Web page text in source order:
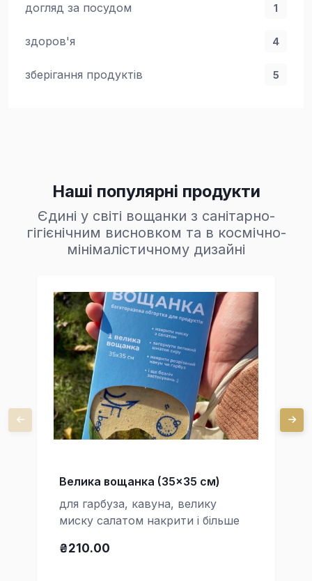
догляд за посудом 1
здоров'я 4
зберігання продуктів 5
Наші популярні продукти
Єдині у світі вощанки з санітарно-
гігієнічним висновком та в космічно-
мінімалістичному дизайні
Велика вощанка (35x35 см)
для гарбуза, кавуна, велику
миску салатом накрити і більше
₴210.00